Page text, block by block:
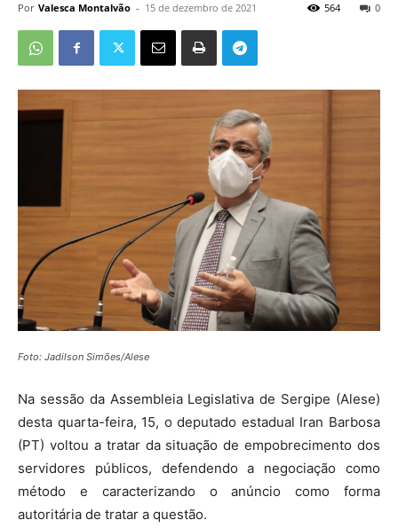
Por Valesca Montalvão - 15 de dezembro de 2021 0
564
Foto: Jadilson Simões/Alese
Na sessão da Assembleia Legislativa de Sergipe (Alese)
desta quarta-feira, 15, o deputado estadual Iran Barbosa
(PT) voltou a tratar da situação de empobrecimento dos
servidores públicos, defendendo a negociação como
método e caracterizando o anúncio como forma
autoritária de tratar a questão.